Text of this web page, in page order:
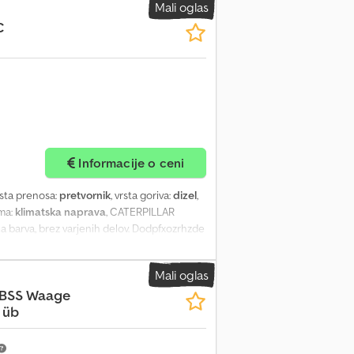
Mali oglas
Informacije o ceni
prenosa: pretvornik, vrsta goriva:dizel,
klimatska naprava, CATERPILLAR
barva, brez varjenih delov. Dodpfxozrhzde
Mali oglas
Waage